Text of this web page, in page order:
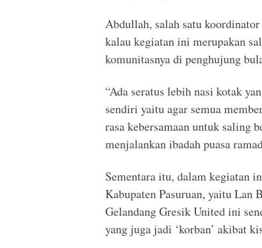
Abdullah, salah satu
kalau kegiatan ini merupakan
komunitasnya di penghujung
“Ada seratus lebih nasi kotak
sendiri yaitu agar semua
rasa kebersamaan untuk saling
menjalankan ibadah puasa
Sementara itu, dalam kegiatan
Kabupaten Pasuruan, yaitu Lan
Gelandang Gresik United ini
yang juga jadi ‘korban’ akibat